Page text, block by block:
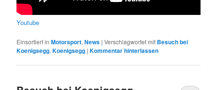
Youtube
Einsortiert in Motorsport,News |Verschlagwortet mit Besuch bei
Koenigsegg,Koenigsegg |Kommentar hinterlassen